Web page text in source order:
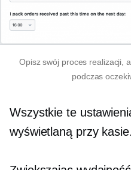
Opisz swój proces realizacji,
podczas
Wszystkie te
wyświetlaną przy kasie.